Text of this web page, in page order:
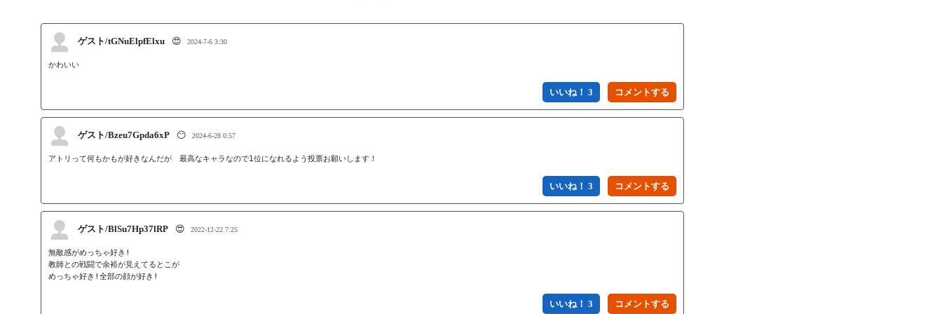
ゲスト/tGNuElpfElxu 😍 2024-7-6 3:30
かわいい
いいね！ 3
ゲスト/Bzeu7Gpda6xP 😶 2024-6-28 0:57
アトリって何もかもが好きなんだが　最高なキャラなので1位になれるよう投票お願いします！
いいね！ 3
ゲスト/BlSu7Hp37lRP 😍 2022-12-22 7:25
無敵感がめっちゃ好き!
教師との戦闘で余裕が見えてるとこが
めっちゃ好き!全部の顔が好き!
いいね！ 3